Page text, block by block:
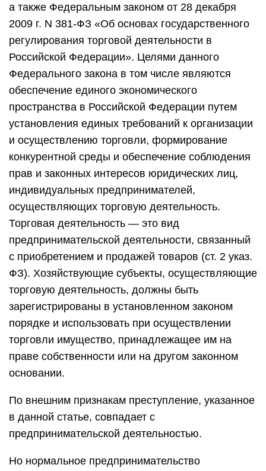
а также Федеральным законом от 28 декабря
2009 г. N 381-ФЗ «Об основах государственного
регулирования торговой деятельности в
Российской Федерации». Целями данного
Федерального закона в том числе являются
обеспечение единого экономического
пространства в Российской Федерации путем
установления единых требований к организации
и осуществлению торговли, формирование
конкурентной среды и обеспечение соблюдения
прав и законных интересов юридических лиц,
индивидуальных предпринимателей,
осуществляющих торговую деятельность.
Торговая деятельность — это вид
предпринимательской деятельности, связанный
с приобретением и продажей товаров (ст. 2 указ.
ФЗ). Хозяйствующие субъекты, осуществляющие
торговую деятельность, должны быть
зарегистрированы в установленном законом
порядке и использовать при осуществлении
торговли имущество, принадлежащее им на
праве собственности или на другом законном
основании.
По внешним признакам преступление, указанное
в данной статье, совпадает с
предпринимательской деятельностью.
Но нормальное предпринимательство